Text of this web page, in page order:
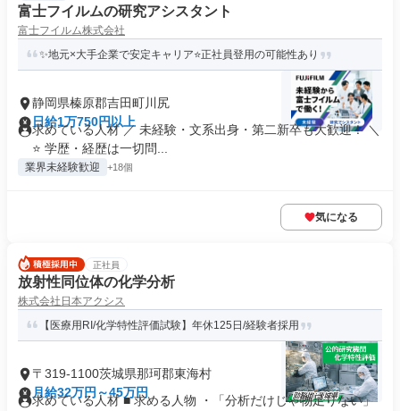
富士フイルムの研究アシスタント
富士フイルム株式会社
✨地元×大手企業で安定キャリア⭐正社員登用の可能性あり
静岡県榛原郡吉田町川尻
日給1万750円以上
求めている人材 ／ 未経験・文系出身・第二新卒も大歓迎！ ＼
⭐ 学歴・経歴は一切問...
業界未経験歓迎 +18個
気になる
正社員
放射性同位体の化学分析
株式会社日本アクシス
【医療用RI/化学特性評価試験】年休125日/経験者採用
〒319-1100茨城県那珂郡東海村
月給32万円～45万円
求めている人材 ■ 求める人物 ・「分析だけじゃ物足りない」